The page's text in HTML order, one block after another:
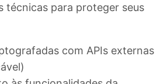
técnicas para proteger seus
com APIs externas